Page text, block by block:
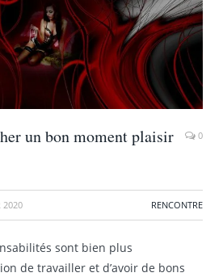
un bon moment plaisir
0
2020 RENCONTRE
sont bien plus
de travailler et d’avoir de bons